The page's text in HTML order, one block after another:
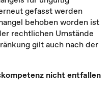
gefasst werden
behoben worden ist
rechtlichen Umstände
gilt auch nach der
nicht entfallen